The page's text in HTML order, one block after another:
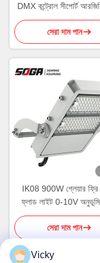
DMX কন্ট্রোল সীপোর্ট
ফ্লাড লাইট
সেরা দাম পান
IK08 900W গ্লেয়ার
ফ্লাড লাইট 0-10V
ঘোরানো যায়
সেরা দাম পান
Vicky